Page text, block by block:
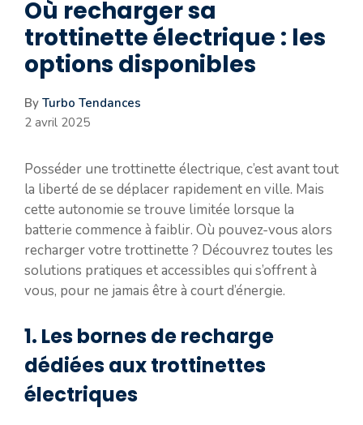
Où recharger sa
trottinette électrique : les
options disponibles
By Turbo Tendances
2 avril 2025
Posséder une trottinette électrique, c’est avant tout
la liberté de se déplacer rapidement en ville. Mais
cette autonomie se trouve limitée lorsque la
batterie commence à faiblir. Où pouvez-vous alors
recharger votre trottinette ? Découvrez toutes les
solutions pratiques et accessibles qui s’offrent à
vous, pour ne jamais être à court d’énergie.
1. Les bornes de recharge
dédiées aux trottinettes
électriques